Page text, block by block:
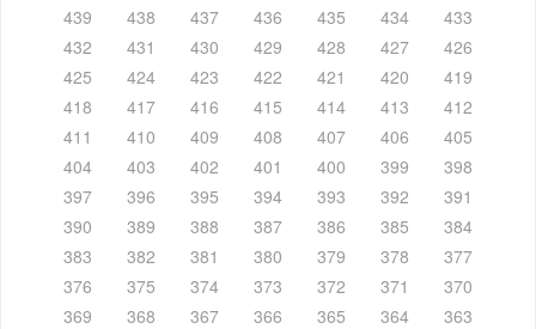
439
438 437 436 435 434
433
432
431 430 429 428 427
426
425
424 423 422 421 420
419
418
417 416 415 414 413
412
411
410 409 408 407 406
405
404
403 402 401 400 399
398
397
396 395 394 393 392
391
390
389 388 387 386 385
384
383
382 381 380 379 378
377
376
375 374 373 372 371
370
369
368 367 366 365 364
363